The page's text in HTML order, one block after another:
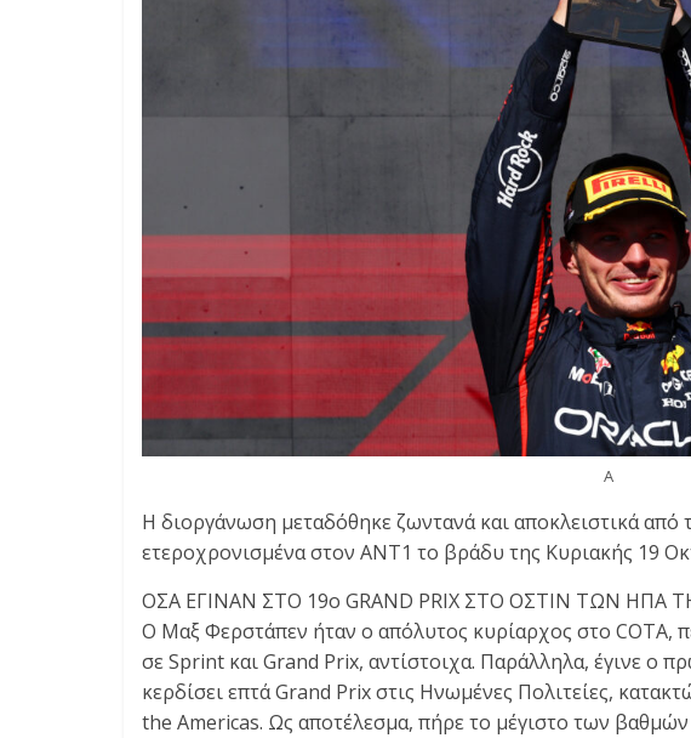
A
Η διοργάνωση μεταδόθηκε ζωντανά και αποκλειστικά
ετεροχρονισμένα στον ΑΝΤ1 το βράδυ της Κυριακής 19
ΟΣΑ ΕΓΙΝΑΝ ΣΤΟ 19ο GRAND PRIX ΣΤΟ ΟΣΤΙΝ ΤΩΝ ΗΠΑ
Ο Μαξ Φερστάπεν ήταν ο απόλυτος κυρίαρχος στο COTA,
σε Sprint και Grand Prix, αντίστοιχα. Παράλληλα, έγινε ο
κερδίσει επτά Grand Prix στις Ηνωμένες Πολιτείες,
the Americas. Ως αποτέλεσμα, πήρε το μέγιστο των βαθμών